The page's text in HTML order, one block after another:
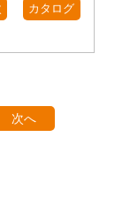
カタログ
次へ